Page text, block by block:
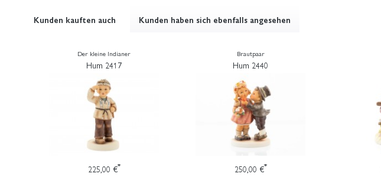
Kunden kauften auch Kunden haben sich ebenfalls angesehen
Der kleine Indianer
Hum 2417
225,00 €*
Brautpaar
Hum 2440
250,00 €*